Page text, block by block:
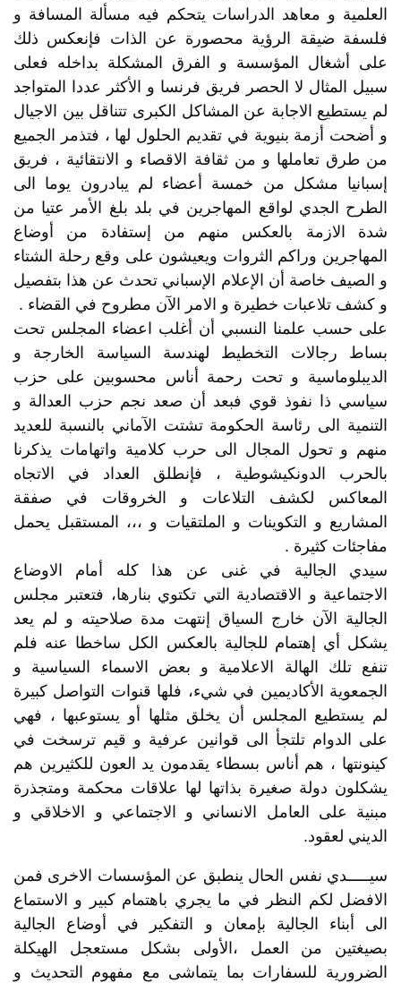
العلمية و معاهد الدراسات يتحكم فيه مسألة المسافة و
فلسفة ضيقة الرؤية محصورة عن الذات فإنعكس ذلك
على أشغال المؤسسة و الفرق المشكلة بداخله فعلى
سبيل المثال لا الحصر فريق فرنسا و الأكثر عددا المتواجد
لم يستطيع الاجابة عن المشاكل الكبرى تتناقل بين الاجيال
و أضحت أزمة بنيوية في تقديم الحلول لها ، فتذمر الجميع
من طرق تعاملها و من ثقافة الاقصاء و الانتقائية ، فريق
إسبانيا مشكل من خمسة أعضاء لم يبادرون يوما الى
الطرح الجدي لواقع المهاجرين في بلد بلغ الأمر عتيا من
شدة الازمة بالعكس منهم من إستفادة من أوضاع
المهاجرين وراكم الثروات ويعيشون على وقع رحلة الشتاء
و الصيف خاصة أن الإعلام الإسباني تحدث عن هذا بتفصيل
و كشف تلاعبات خطيرة و الامر الآن مطروح في القضاء .
على حسب علمنا النسبي أن أغلب اعضاء المجلس تحت
بساط رجالات التخطيط لهندسة السياسة الخارجة و
الديبلوماسية و تحت رحمة أناس محسوبين على حزب
سياسي ذا نفوذ قوي فبعد أن صعد نجم حزب العدالة و
التنمية الى رئاسة الحكومة تشتت الآماني بالنسبة للعديد
منهم و تحول المجال الى حرب كلامية واتهامات يذكرنا
بالحرب الدونكيشوطية ، فإنطلق العداد في الاتجاه
المعاكس لكشف التلاعات و الخروقات في صفقة
المشاريع و التكوينات و الملتقيات و ،،، المستقبل يحمل
مفاجئات كثيرة .
سيدي الجالية في غنى عن هذا كله أمام الاوضاع
الاجتماعية و الاقتصادية التي تكتوي بنارها، فتعتبر مجلس
الجالية الآن خارج السياق إنتهت مدة صلاحيته و لم يعد
يشكل أي إهتمام للجالية بالعكس الكل ساخطا عنه فلم
تنفع تلك الهالة الاعلامية و بعض الاسماء السياسية و
الجمعوية الأكاديمين في شيء، فلها قنوات التواصل كبيرة
لم يستطيع المجلس أن يخلق مثلها أو يستوعبها ، فهي
على الدوام تلتجأ الى قوانين عرفية و قيم ترسخت في
كينونتها ، هم أناس بسطاء يقدمون يد العون للكثيرين هم
يشكلون دولة صغيرة بذاتها لها علاقات محكمة ومتجذرة
مبنية على العامل الانساني و الاجتماعي و الاخلاقي و
الديني لعقود.
سيـــــدي نفس الحال ينطبق عن المؤسسات الاخرى فمن
الافضل لكم النظر في ما يجري باهتمام كبير و الاستماع
الى أبناء الجالية بإمعان و التفكير في أوضاع الجالية
بصيغتين من العمل ،الأولى بشكل مستعجل الهيكلة
الضرورية للسفارات بما يتماشى مع مفهوم التحديث و